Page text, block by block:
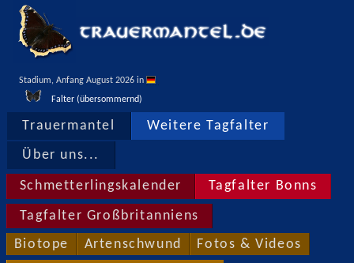
Stadium, Anfang August 2026 in
Falter (übersommernd)
Trauermantel Weitere Tagfalter
Über uns...
Schmetterlingskalender Tagfalter Bonns
Tagfalter Großbritanniens
Biotope Artenschwund Fotos & Videos